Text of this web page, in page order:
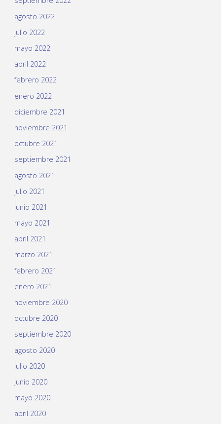
agosto 2022
julio 2022
mayo 2022
abril 2022
febrero 2022
enero 2022
diciembre 2021
noviembre 2021
octubre 2021
septiembre 2021
agosto 2021
julio 2021
junio 2021
mayo 2021
abril 2021
marzo 2021
febrero 2021
enero 2021
noviembre 2020
octubre 2020
septiembre 2020
agosto 2020
julio 2020
junio 2020
mayo 2020
abril 2020